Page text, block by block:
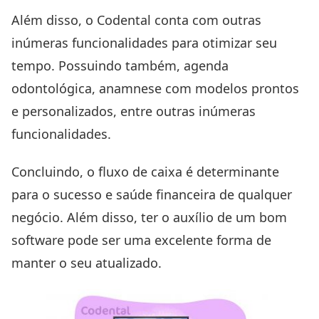
Além disso, o Codental conta com outras
inúmeras funcionalidades para otimizar seu
tempo. Possuindo também, agenda
odontológica, anamnese com modelos prontos
e personalizados, entre outras inúmeras
funcionalidades.
Concluindo, o fluxo de caixa é determinante
para o sucesso e saúde financeira de qualquer
negócio. Além disso, ter o auxílio de um bom
software pode ser uma excelente forma de
manter o seu atualizado.